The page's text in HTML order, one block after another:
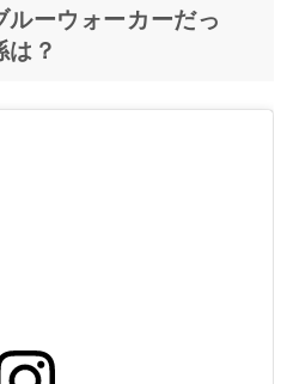
ーウォーカーだっ
？